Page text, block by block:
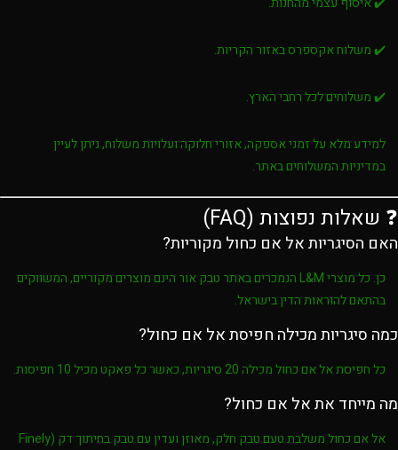
✔️ משלוח אקספרס באזור הקריות.
✔️ משלוחים לכל רחבי הארץ.
למידע מלא על זמני אספקה, אזורי חלוקה ועלויות משלוח, ניתן לעיין
במדיניות המשלוחים באתר.
❓ שאלות נפוצות (FAQ)
האם הסיגריות אל אם כחול מקוריות?
כן. כל מוצריL&Mהנמכרים באתרטבק אורהינם מוצרים מקוריים, המשווקים
בהתאם להוראות הדין בישראל.
כמה סיגריות מכילה חפיסת אל אם כחול?
כל חפיסתאל אם כחולמכילה20 סיגריות , כאשר כל פאקט מכיל10 חפיסות .
מה מייחד את אל אם כחול?
אל אם כחולמשלבתטעם טבק חלק, מאוזן ועדין עם
טבק בחיתוך דק (Finely